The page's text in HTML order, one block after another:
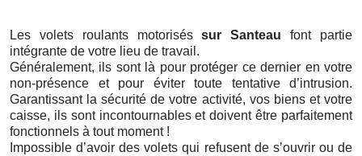
Les volets roulants motoriséssur Santeaufont partie
intégrante de votre lieu de travail.
Généralement, ils sont là pour protéger ce dernier en votre
non-présence et pour éviter toute tentative d’intrusion.
Garantissant la sécurité de votre activité, vos biens et votre
caisse, ils sont incontournables et doivent être parfaitement
fonctionnels à tout moment !
Impossible d’avoir des volets qui refusent de s’ouvrir ou de